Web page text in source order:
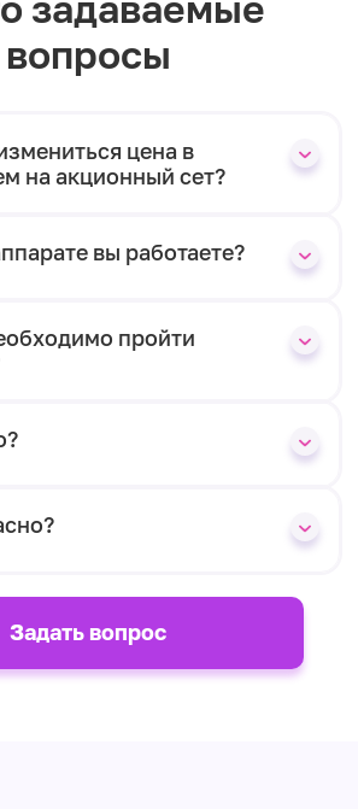
вопросы
цена в
на акционный сет?
вы работаете?
пройти
Задать вопрос